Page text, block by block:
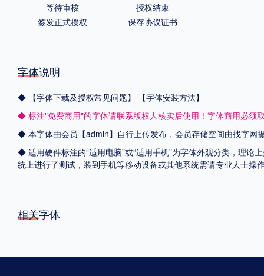
等待审核
签发正式授权
授权结束
保存协议证书
字体说明
◆ 【字体下载及授权常见问题】
【字体安装方法】
◆ 标注"免费商用"的字体请联系版权人核实后使用！字体商用必须
◆ 本字体由会员【admin】自行上传发布，会员存储空间由找字网
◆ 适用硬件标注的“适用电脑”或“适用手机”为字体外观分类，理论
统上进行了测试，装到手机等移动设备或其他系统需请专业人士
相关字体